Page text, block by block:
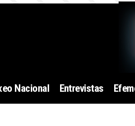
Nacional Entrevistas